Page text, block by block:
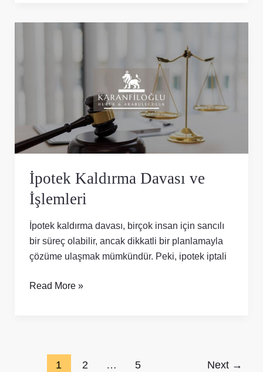
İpotek Kaldırma Davası ve
İşlemleri
İpotek kaldırma davası, birçok insan için sancılı
bir süreç olabilir, ancak dikkatli bir planlamayla
çözüme ulaşmak mümkündür. Peki, ipotek iptali
Read More »
1 2 … 5 Next →